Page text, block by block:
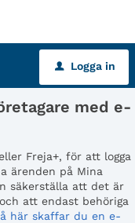
u Logga in
med e-
Freja+, för att logga
ärenden på Mina
säkerställa att det är
att endast behöriga
här skaffar du en e-